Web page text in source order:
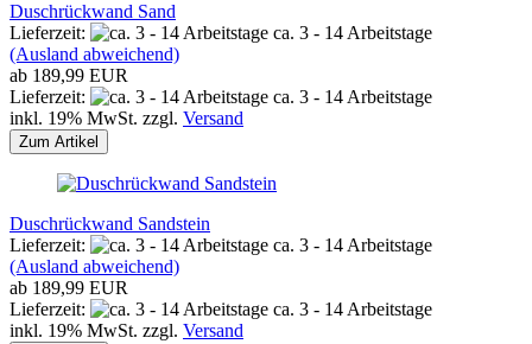
Duschrückwand Sand
Lieferzeit:
ca. 3 - 14 Arbeitstage
(Ausland abweichend)
ab 189,99 EUR
Lieferzeit:
ca. 3 - 14 Arbeitstage
inkl. 19% MwSt. zzgl. Versand
Zum Artikel
Duschrückwand Sandstein
Lieferzeit:
ca. 3 - 14 Arbeitstage
(Ausland abweichend)
ab 189,99 EUR
Lieferzeit:
ca. 3 - 14 Arbeitstage
inkl. 19% MwSt. zzgl. Versand